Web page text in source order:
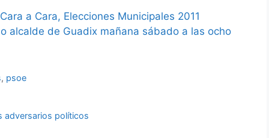
a Cara, Elecciones Municipales 2011
alcalde de Guadix mañana sábado a las ocho
, psoe
adversarios políticos